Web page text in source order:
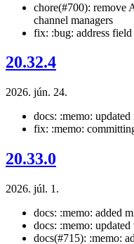
chore(#700):
channel managers
fix: :bug: address
20.32.4
2026. jún. 24.
docs: :memo:
fix: :memo:
20.33.0
2026. júl. 1.
docs: :memo: added
docs: :memo: updated
docs(#715): :memo: